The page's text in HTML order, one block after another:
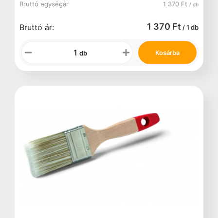
Bruttó egységár 1 370 Ft / db
Bruttó ár: 1 370 Ft / 1 db
db Kosárba